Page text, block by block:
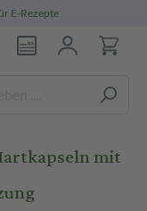
E-Rezepte
mit